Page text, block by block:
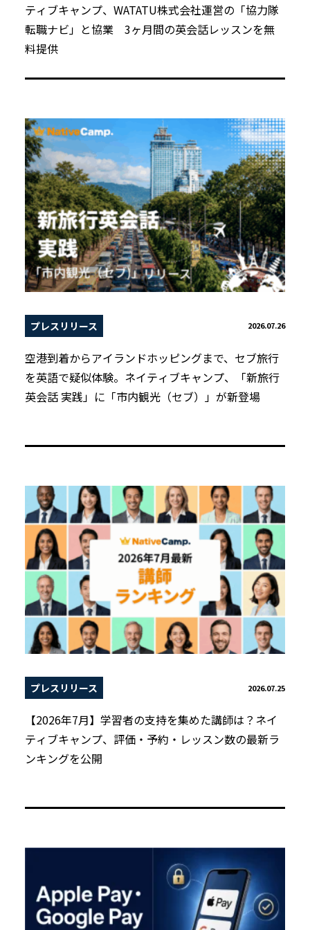
ティブキャンプ、WATATU株式会社運営の「協力隊
転職ナビ」と協業 3ヶ月間の英会話レッスンを無
料提供
プレスリリース 2026.07.26
空港到着からアイランドホッピングまで、セブ旅行
を英語で疑似体験。ネイティブキャンプ、「新旅行
英会話 実践」に「市内観光（セブ）」が新登場
プレスリリース 2026.07.25
【2026年7月】学習者の支持を集めた講師は？ネイ
ティブキャンプ、評価・予約・レッスン数の最新ラ
ンキングを公開